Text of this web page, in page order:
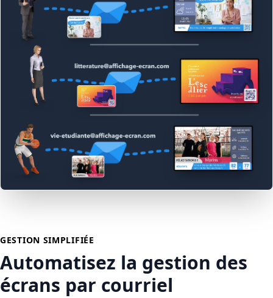
GESTION SIMPLIFIÉE
Automatisez la gestion des
écrans par courriel